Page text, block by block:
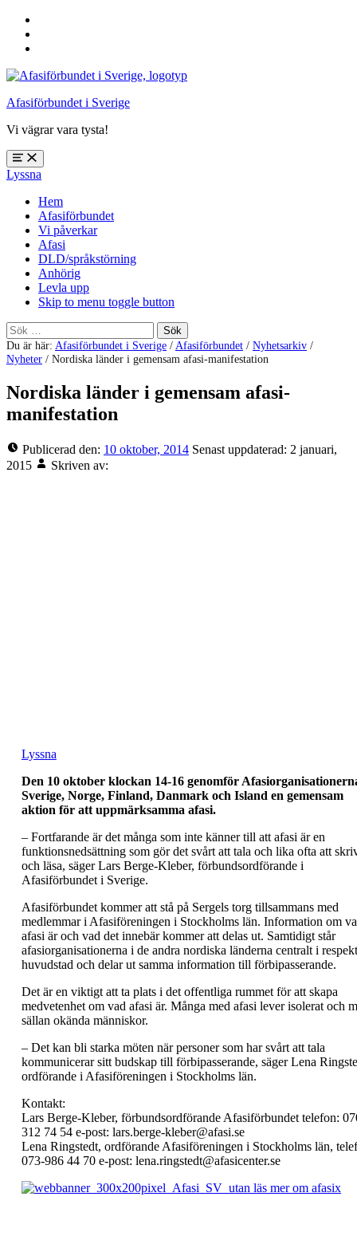
sidfoten
Afasiförbundet i Sverige
Vi vägrar vara tysta!
Öppna
meny:
%s
Lyssna
Hem
Afasiförbundet
Vi påverkar
Afasi
DLD/språkstörning
Anhörig
Levla upp
Skip to menu toggle button
Sök
efter:
Du är här: Afasiförbundet i Sverige /Afasiförbundet / Nyhetsarkiv /
Nyheter / Nordiska länder i gemensam afasi-manifestation
Nordiska länder i gemensam afasi-
manifestation
Publicerad den: 10 oktober, 2014 Senast uppdaterad: 2 januari,
2015
Skriven av:
Lyssna
Den 10 oktober klockan 14-16 genomför
Sverige, Norge, Finland, Danmark och Island en gemensam
aktion för att uppmärksamma afasi.
– Fortfarande är det många som inte känner till att afasi är en
funktionsnedsättning som gör det svårt att tala och lika ofta att
och läsa, säger Lars Berge-Kleber, förbundsordförande i
Afasiförbundet i Sverige.
Afasiförbundet kommer att stå på Sergels torg tillsammans med
medlemmar i Afasiföreningen i Stockholms län. Information om
afasi är och vad det innebär kommer att delas ut. Samtidigt står
afasiorganisationerna i de andra nordiska länderna centralt i
huvudstad och delar ut samma information till förbipasserande.
Det är en viktigt att ta plats i det offentliga rummet för att skapa
medvetenhet om vad afasi är. Många med afasi lever isolerat och
sällan okända människor.
– Det kan bli starka möten när personer som har svårt att tala
kommunicerar sitt budskap till förbipasserande, säger Lena
ordförande i Afasiföreningen i Stockholms län.
Kontakt:
Lars Berge-Kleber, förbundsordförande Afasiförbundet telefon:
312 74 54 e-post: lars.berge-kleber@afasi.se
Lena Ringstedt, ordförande Afasiföreningen i Stockholms län,
073-986 44 70 e-post: lena.ringstedt@afasicenter.se